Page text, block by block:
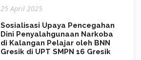
25 April 2025
Sosialisasi Upaya Pencegahan
Dini Penyalahgunaan Narkoba
di Kalangan Pelajar oleh BNN
Gresik di UPT SMPN 16 Gresik